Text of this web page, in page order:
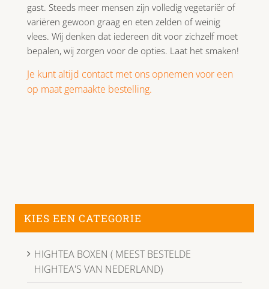
gast. Steeds meer mensen zijn volledig vegetariër of
variëren gewoon graag en eten zelden of weinig
vlees. Wij denken dat iedereen dit voor zichzelf moet
bepalen, wij zorgen voor de opties. Laat het smaken!
Je kunt altijd contact met ons opnemen voor een
op maat gemaakte bestelling.
KIES EEN CATEGORIE
HIGHTEA BOXEN ( MEEST BESTELDE
HIGHTEA'S VAN NEDERLAND)